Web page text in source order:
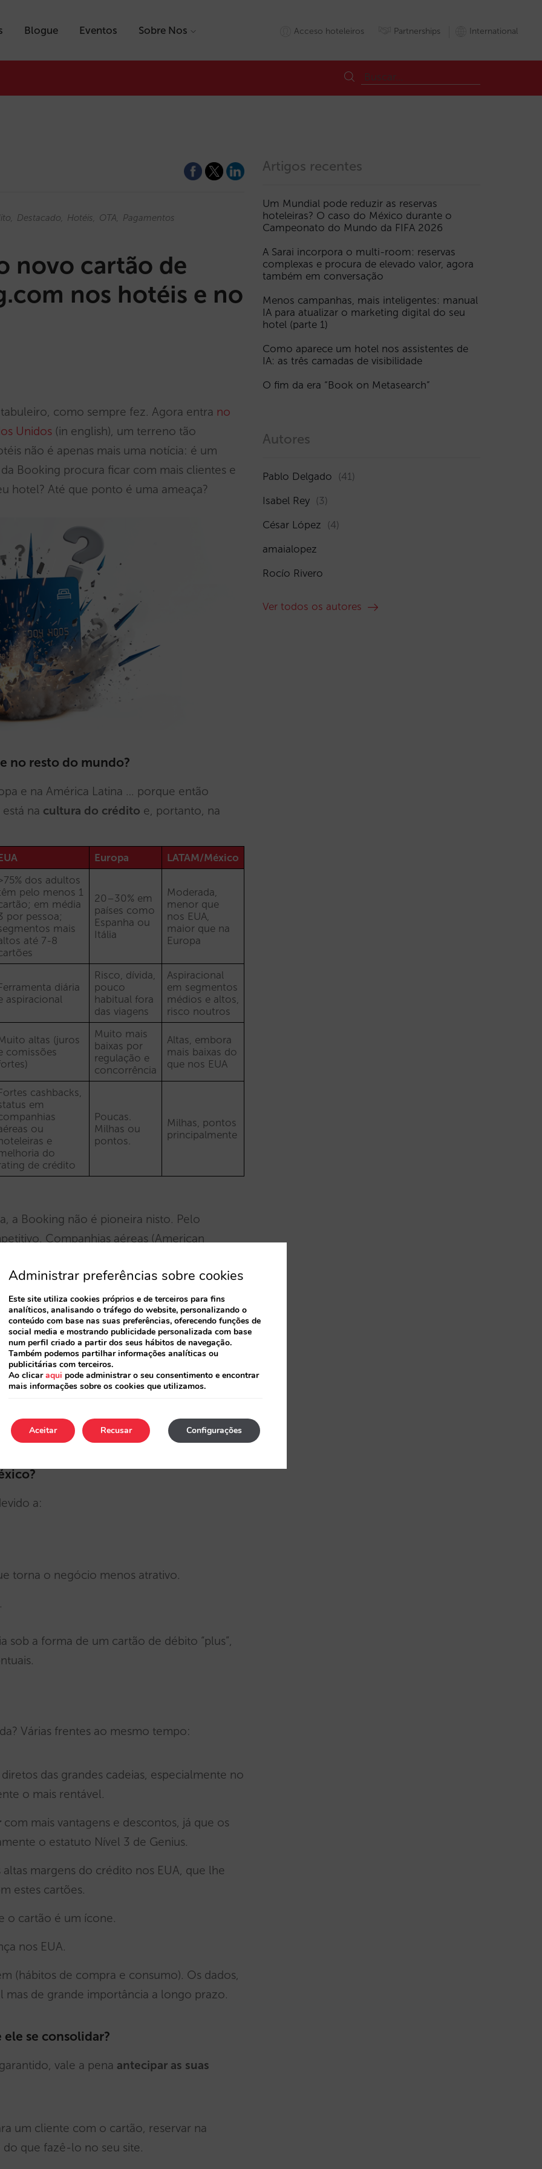
Blogue Eventos Sobre Nos Acceso hoteleiros Partnerships International
Destacado Hotéis OTA Pagamentos
novo cartão de
nos hotéis e no
como sempre fez. Agora entra no
Unidos (in english), um terreno tão
não é apenas mais uma notícia: é um
Booking procura ficar com mais clientes e
hotel? Até que ponto é uma ameaça?
no resto do mundo?
e na América Latina … porque então
na cultura do crédito e, portanto, na
Europa LATAM/México
dos adultos
pelo menos 1
em média
por pessoa;
mais
até 7-8
20–30% em
países como
Espanha ou
Itália
Moderada,
menor que
nos EUA,
maior que na
Europa
diária
aspiracional
Risco, dívida,
pouco
habitual fora
das viagens
Aspiracional
em segmentos
médios e altos,
risco noutros
altas (juros
comissões
Muito mais
baixas por
regulação e
concorrência
Altas, embora
mais baixas do
que nos EUA
cashbacks,
em
ou
e
do
de crédito
Poucas.
Milhas ou
pontos.
Milhas, pontos
principalmente
a Booking não é pioneira nisto. Pelo
Companhias aéreas (American
(Hilton, Marriott), retalhistas como Walmart,
gasolineiras como Exxon ou Shell têm os
por um segmento muito desejado: os
e os mais cobiçados. Por isso, embora o
tem o sucesso garantido, pelo menos a
onde outros já fidelizam clientes há
não viajante frequente, consiga
nenhum custo anual), mas mesmo aí
Bank of America ou o Chase e os seus
a:
torna o negócio menos atrativo.
sob a forma de um cartão de débito “plus”,
Várias frentes ao mesmo tempo:
das grandes cadeias, especialmente no
o mais rentável.
com mais vantagens e descontos, já que os
o estatuto Nível 3 de Genius.
margens do crédito nos EUA, que lhe
estes cartões.
o cartão é um ícone.
nos EUA.
(hábitos de compra e consumo). Os dados,
mas de grande importância a longo prazo.
se consolidar?
vale a pena antecipar as suas
um cliente com o cartão, reservar na
do que fazê-lo no seu site.
Artigos recentes
Um Mundial pode reduzir as reservas
hoteleiras? O caso do México durante o
Campeonato do Mundo da FIFA 2026
A Sarai incorpora o multi-room: reservas
complexas e procura de elevado valor, agora
também em conversação
Menos campanhas, mais inteligentes: manual
IA para atualizar o marketing digital do seu
hotel (parte 1)
Como aparece um hotel nos assistentes de
IA: as três camadas de visibilidade
O fim da era “Book on Metasearch”
Autores
Pablo Delgado (41)
Isabel Rey (3)
César López (4)
amaialopez
Rocío Rivero
Ver todos os autores
Administrar preferências sobre cookies
Este site utiliza cookies próprios e de terceiros para fins
analíticos, analisando o tráfego do website, personalizando o
conteúdo com base nas suas preferências, oferecendo funções de
social media e mostrando publicidade personalizada com base
num perfil criado a partir dos seus hábitos de navegação.
Também podemos partilhar informações analíticas ou
publicitárias com terceiros.
Ao clicaraqui pode administrar o seu consentimento e encontrar
mais informações sobre os cookies que utilizamos.
Aceitar Configurações
Recusar